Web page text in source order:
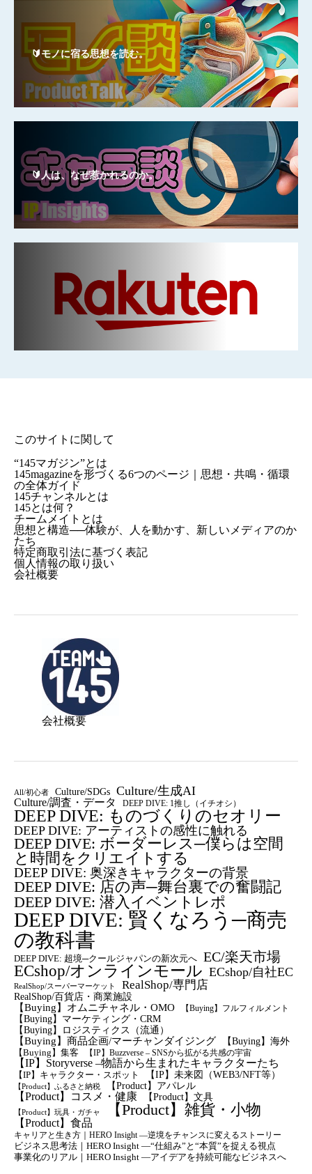
🔰モノに宿る思想を読む。
🔰人は、なぜ惹かれるのか。
このサイトに関して
“145マガジン”とは
145magazineを形づくる6つのページ｜思想・共鳴・循環
の全体ガイド
145チャンネルとは
145とは何？
チームメイトとは
思想と構造──体験が、人を動かす、新しいメディアのか
たち
特定商取引法に基づく表記
個人情報の取り扱い
会社概要
会社概要
All/初心者 Culture/SDGs Culture/生成AI
Culture/調査・データ DEEP DIVE: 1推し（イチオシ）
DEEP DIVE: ものづくりのセオリー
DEEP DIVE: アーティストの感性に触れる
DEEP DIVE: ボーダーレス─僕らは空間
と時間をクリエイトする
DEEP DIVE: 奥深きキャラクターの背景
DEEP DIVE: 店の声─舞台裏での奮闘記
DEEP DIVE: 潜入イベントレポ
DEEP DIVE: 賢くなろう─商売
の教科書
DEEP DIVE: 超境─クールジャパンの新次元へ EC/楽天市場
ECshop/オンラインモール ECshop/自社EC
RealShop/スーパーマーケット RealShop/専門店
RealShop/百貨店・商業施設
【Buying】オムニチャネル・OMO
【Buying】フルフィルメント
【Buying】マーケティング・CRM
【buying】ロジスティクス（流通）
【Buying】商品企画/マーチャンダイジング 【Buying】海外
【Buying】集客 【IP】Buzzverse – SNSから拡がる共感の宇宙
【IP】Storyverse –物語から生まれたキャラクターたち
【IP】キャラクター・スポット 【IP】未来図（WEB3/NFT等）
【Product】ふるさと納税 【Product】アパレル
【Product】コスメ・健康 【Product】文具
【Product】玩具・ガチャ 【Product】雑貨・小物
【Product】食品
キャリアと生き方｜HERO Insight —逆境をチャンスに変えるストーリー
ビジネス思考法｜HERO Insight —“仕組み”と“本質”を捉える視点
事業化のリアル｜HERO Insight —アイデアを持続可能なビジネスへ